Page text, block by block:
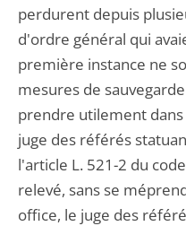
perdurent depuis
d'ordre général qui
première instance ne
mesures de
prendre utilement
juge des référés
l'article L. 521-2 du
relevé, sans se
office, le juge des